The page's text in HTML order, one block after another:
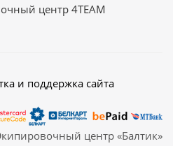
центр 4TEAM
и поддержка сайта
центр «Балтик»